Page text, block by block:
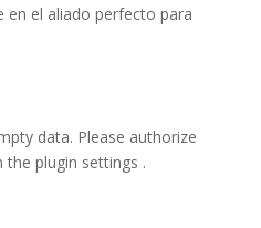
en el aliado perfecto para
data. Please authorize
the plugin settings .